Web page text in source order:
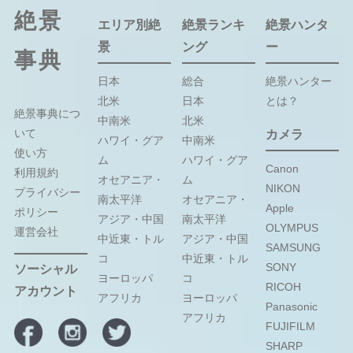
絶景
事典
絶景事典につ
いて
使い方
利用規約
プライバシー
ポリシー
運営会社
ソーシャル
アカウント
エリア別絶
景
日本
北米
中南米
ハワイ・グア
ム
オセアニア・
南太平洋
アジア・中国
中近東・トル
コ
ヨーロッパ
アフリカ
絶景ランキ
ング
総合
日本
北米
中南米
ハワイ・グア
ム
オセアニア・
南太平洋
アジア・中国
中近東・トル
コ
ヨーロッパ
アフリカ
絶景ハンタ
ー
絶景ハンター
とは？
カメラ
Canon
NIKON
Apple
OLYMPUS
SAMSUNG
SONY
RICOH
Panasonic
FUJIFILM
SHARP